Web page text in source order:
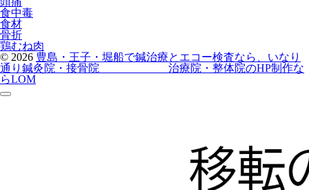
食中毒
食材
骨折
鶏むね肉
© 2026 豊島・王子・堀船で鍼治療とエコー検査なら、いなり
通り鍼灸院・接骨院 治療院・整体院のHP制作な
らLOM